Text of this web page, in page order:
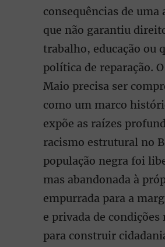
consequências de uma
que não garantiu
trabalho, educação ou
política de reparação. O
Maio precisa ser
como um marco
expõe as raízes
racismo estrutural no
população negra foi
mas abandonada à
empurrada para a
e privada de
para construir